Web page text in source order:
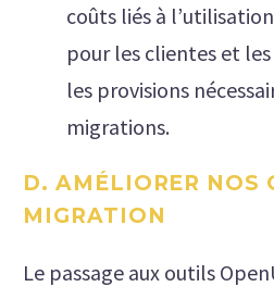
coûts liés à
pour les clientes et
les provisions
migrations.
D. AMÉLIORER NOS
MIGRATION
Le passage aux outils